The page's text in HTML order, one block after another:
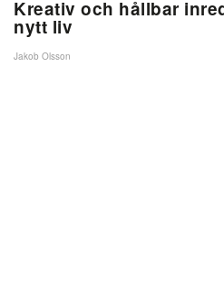
Kreativ och hållbar
nytt liv
Jakob Olsson